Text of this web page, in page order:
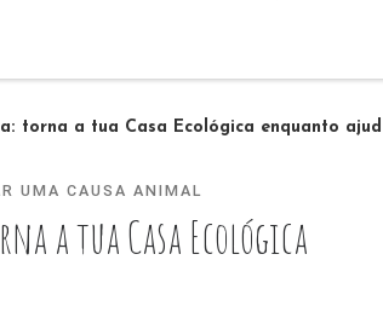
torna a tua Casa Ecológica enquanto
UMA CAUSA ANIMAL
a tua Casa Ecológica